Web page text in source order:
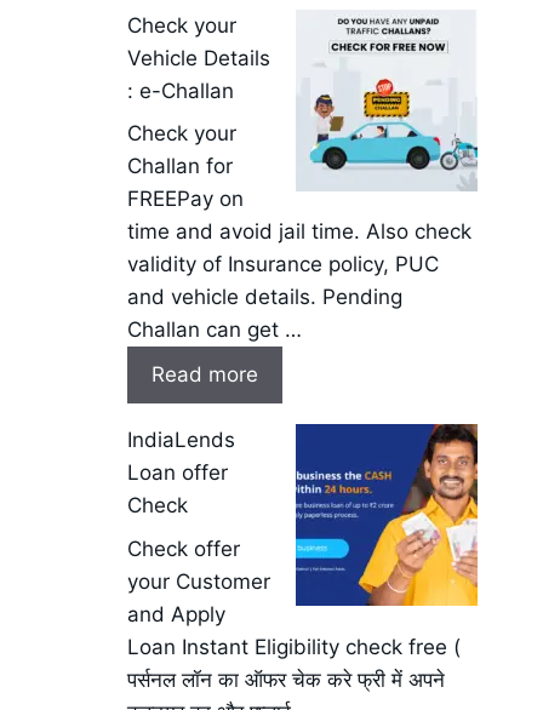
Check your
Vehicle Details
: e-Challan
Check your
Challan for
FREEPay on
time and avoid jail time. Also check
validity of Insurance policy, PUC
and vehicle details. Pending
Challan can get …
Read more
IndiaLends
Loan offer
Check
Check offer
your Customer
and Apply
Loan Instant Eligibility check free (
पर्सनल लॉन का ऑफर चेक करे फ्री में अपने